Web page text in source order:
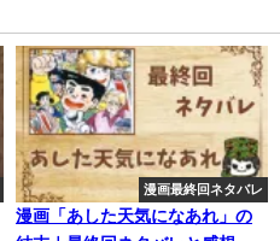
漫画最終回ネタバレ
漫画「あした天気になあれ」の